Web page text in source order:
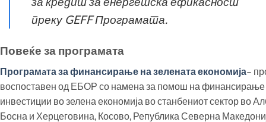
преку GEFF Програмата.
Повеќе за програмата
Програмaта за финансирање на зелената економија–
воспоставен од ЕБОР со намена за помош на финансирање
инвестиции во зелена економија во станбениот сектор во
Босна и Херцеговина, Косово, Република Северна